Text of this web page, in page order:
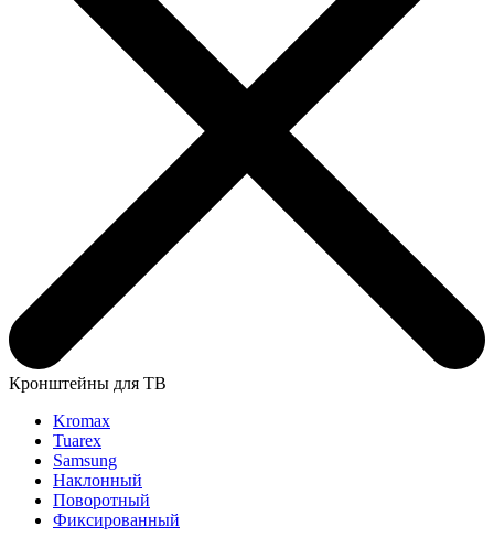
Кронштейны для ТВ
Kromax
Tuarex
Samsung
Наклонный
Поворотный
Фиксированный